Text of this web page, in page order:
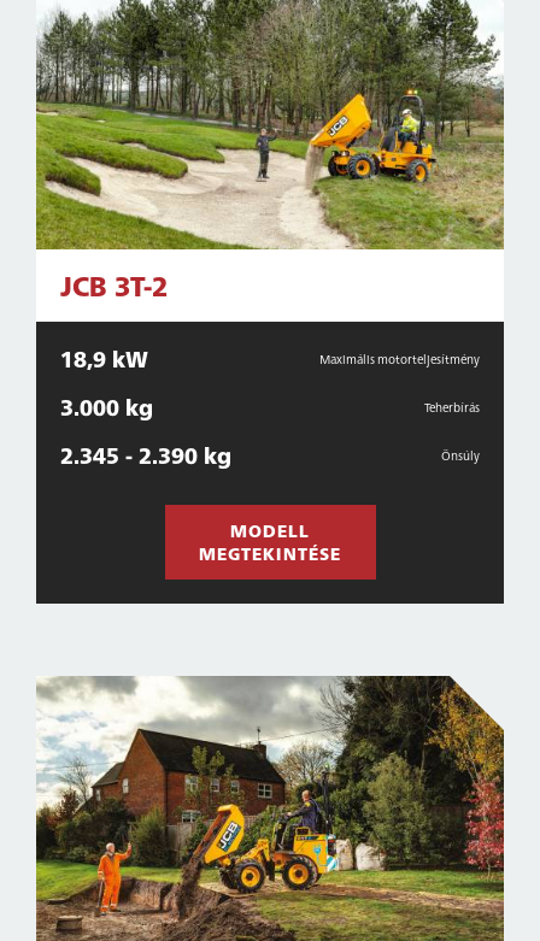
JCB 3T-2
18,9 kW Maximális motorteljesítmény
3.000 kg Teherbírás
2.345 - 2.390 kg Önsúly
MODELL
MEGTEKINTÉSE